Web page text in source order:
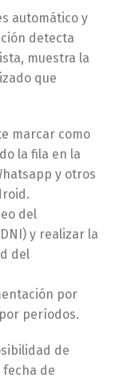
automático y
detecta
muestra la
que
marcar como
la fila en la
y otros
del
y realizar la
del
por
períodos.
de
de